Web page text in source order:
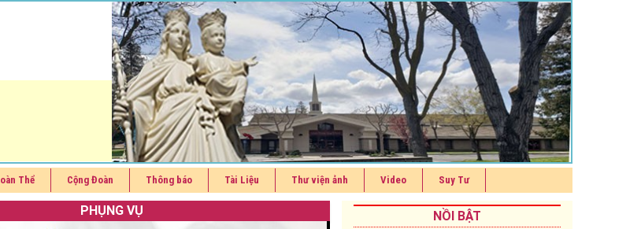
Thể Cộng Đoàn Thông báo Tài Liệu Thư viện ảnh Video Suy Tư
PHỤNG VỤ NỒI BẬT